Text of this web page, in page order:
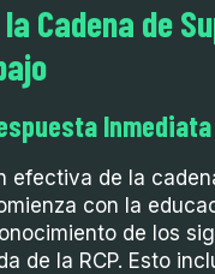
Cadena de
Inmediata
efectiva de la
con la
de los
de la RCP. Esto